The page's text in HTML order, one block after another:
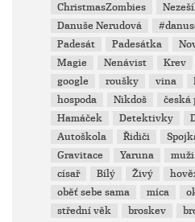
ChristmasZombies
Danuše Nerudová
Padesát
Padesátka
Magie
Nenávist Krev
google
roušky vina
hospoda
Nikdoš česká
Hamáček
Detektivky
Autoškola
Řidiči
Gravitace
Yaruna muži
císař
Bílý Živý
oběť sebe sama
míca
střední věk
broskev